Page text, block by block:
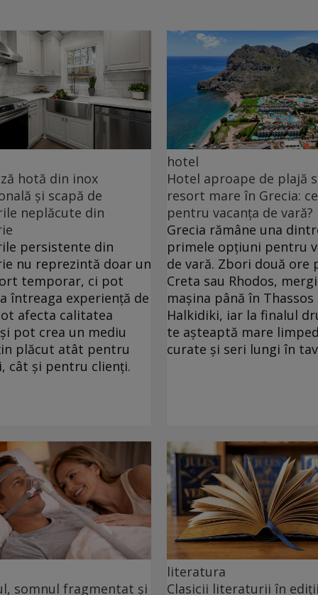
hotă din inox
și scapă de
neplăcute din
persistente din
nu reprezintă doar un
temporar, ci pot
întreaga experiență de
afecta calitatea
pot crea un mediu
plăcut atât pentru
cât și pentru clienți.
hotel
Hotel aproape de plajă
resort mare în Grecia:
pentru vacanța de vară?
Grecia rămâne una
primele opțiuni pentru
de vară. Zbori două ore
Creta sau Rhodos,
mașina până în Thassos
Halkidiki, iar la finalul
te așteaptă mare
curate și seri lungi în
somnul fragmentat și
literatura
Clasicii literaturii în